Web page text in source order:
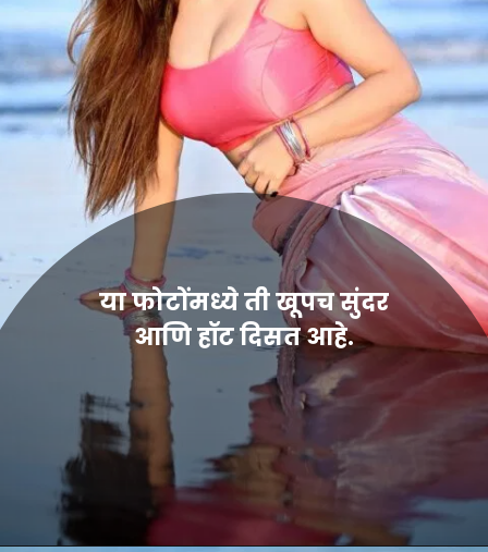
या फोटोंमध्ये ती खूपच सुंदर
आणि हॉट दिसत आहे.